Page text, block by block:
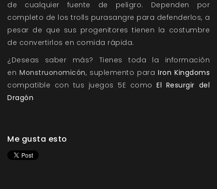
de cualquier fuente de peligro. Dependen por
completo de los trolls purasangre para defenderlos, a
pesar de que sus progenitores tienen la costumbre
de convertirlos en comida rápida.
¿Deseas saber más? Tienes toda la información
en Monstruonomicón, suplemento para Iron Kingdoms
compatible con tus juegos 5E comoEl Resurgir del
Dragón
Me gusta esto